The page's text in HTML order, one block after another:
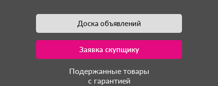
Доска объявлений
Заявка скупщику
Подержанные товары
с гарантией